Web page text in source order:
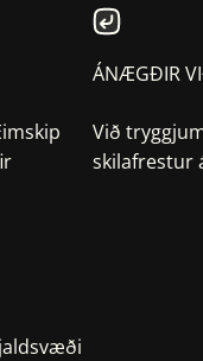
ÁNÆGÐIR
Við
skilafrestur